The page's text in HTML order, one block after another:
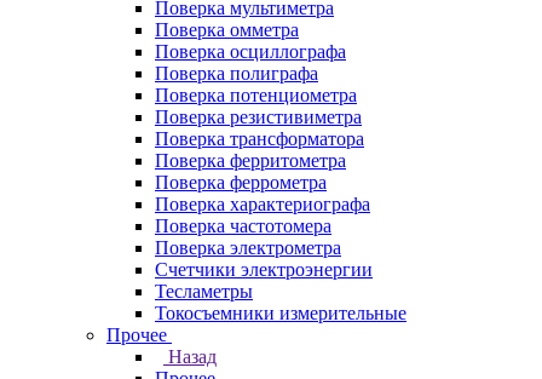
Поверка мультиметра
Поверка омметра
Поверка осциллографа
Поверка полиграфа
Поверка потенциометра
Поверка резистивиметра
Поверка трансформатора
Поверка ферритометра
Поверка феррометра
Поверка характериографа
Поверка частотомера
Поверка электрометра
Счетчики электроэнергии
Тесламетры
Токосъемники измерительные
Прочее
Назад